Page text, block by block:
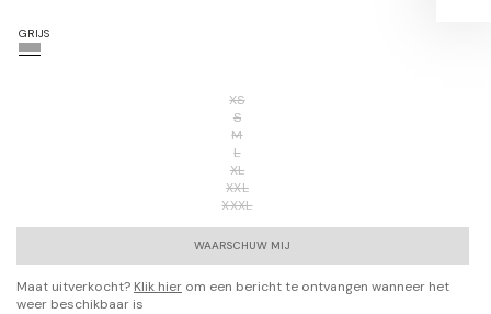
GRIJS
XS
S
M
L
XL
XXL
XXXL
WAARSCHUW MIJ
Maat uitverkocht? Klik hier om een bericht te ontvangen wanneer het
weer beschikbaar is